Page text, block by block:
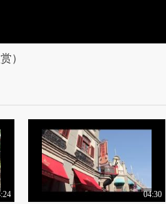
）
04:30